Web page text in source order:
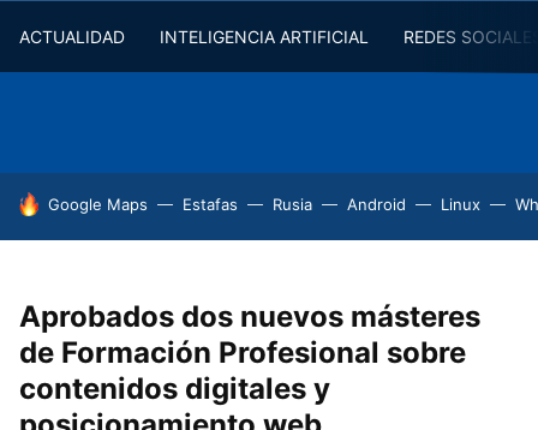
ACTUALIDAD INTELIGENCIA ARTIFICIAL REDES
HOY SE HABLA DE
Google Maps Estafas Rusia Android Linux
Aprobados dos nuevos másteres
de Formación Profesional sobre
contenidos digitales y